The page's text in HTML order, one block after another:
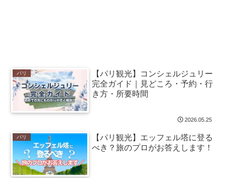
パリ
【パリ観光】コンシェルジュリー
完全ガイド｜見どころ・予約・行
き方・所要時間
2026.05.25
パリ
【パリ観光】エッフェル塔に登る
べき？旅のプロがお答えします！